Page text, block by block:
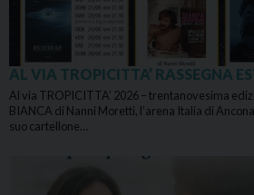
AL VIA TROPICITTA’ RASSEGNA
Al via TROPICITTA’ 2026 – trentanovesima
BIANCA di Nanni Moretti, l’arena Italia di
suo cartellone…